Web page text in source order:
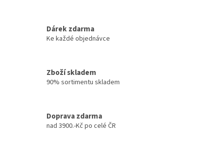
Dárek zdarma
Ke každé objednávce
Zboží skladem
90% sortimentu skladem
Doprava zdarma
nad 3900.-Kč po celé ČR